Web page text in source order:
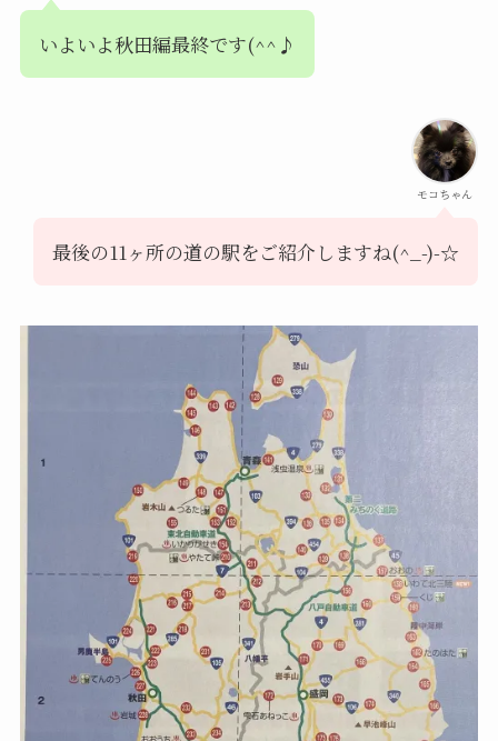
いよいよ秋田編最終です(^^♪
モコちゃん
最後の11ヶ所の道の駅をご紹介しますね(^_-)-☆